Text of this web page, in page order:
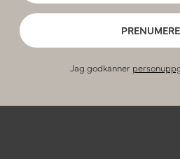
Jag godkänner